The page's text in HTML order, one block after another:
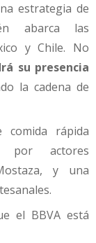
estrategia de
abarca las
y Chile. No
su presencia
la cadena de
rápida
por actores
y una
el BBVA está